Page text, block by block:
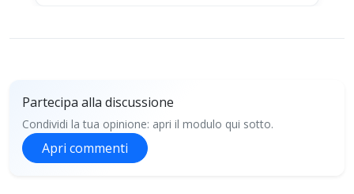
Partecipa alla discussione
Condividi la tua opinione: apri il modulo qui sotto.
Apri commenti